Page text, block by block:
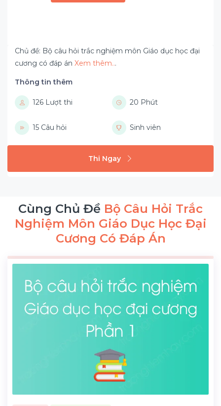
Chủ đề: Bộ câu hỏi trắc nghiệm môn Giáo dục học đại
cương có đáp án Xem thêm...
Thông tin thêm
126 Lượt thi 20 Phút
15 Câu hỏi Sinh viên
Thi Ngay
Cùng Chủ Đề Bộ Câu Hỏi Trắc
Nghiệm Môn Giáo Dục Học Đại
Cương Có Đáp Án